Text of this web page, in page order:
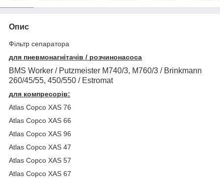
Опис
Фільтр сепаратора
для пневмонагнітачів / розчинонасоса
BMS Worker / Putzmeister М740/3, М760/3 / Brinkmann
260/45/55, 450/550 / Estromat
для компресорів:
Atlas Copco XAS 76
Atlas Copco XAS 66
Atlas Copco XAS 96
Atlas Copco XAS 47
Atlas Copco XAS 57
Atlas Copco XAS 67